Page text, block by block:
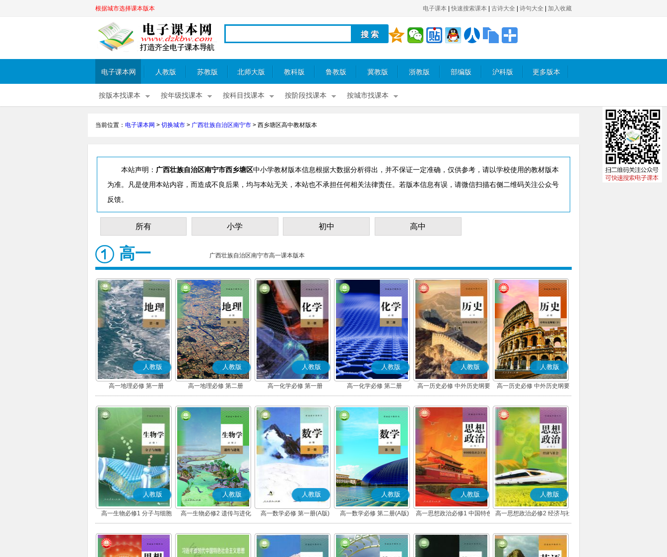
根据城市选择课本版本 电子课本 快速搜索课本 古诗大全 诗句大全 加入收藏
电子课本网 人教版 苏教版 北师大版 教科版 鲁教版 冀教版 浙教版 部编版 沪科版 更多版本
按版本找课本 按年级找课本 按科目找课本 按阶段找课本 按城市找课本
当前位置： 电子课本网 > 切换城市 > 广西壮族自治区南宁市 > 西乡塘区高中教材版本
本站声明： 广西壮族自治区南宁市西乡塘区中小学教材版本信息根据大数据分析得出，并不保证一定准确，仅供参考，请以学校使用的教材版本
为准。凡是使用本站内容，而造成不良后果，均与本站无关，本站也不承担任何相关法律责任。若版本信息有误，请微信扫描右侧二维码关注公众号
反馈。
所有 小学 初中 高中
高一 广西壮族自治区南宁市高一课本版本
人教版
高一地理必修 第一册
人教版
高一地理必修 第二册
人教版
高一化学必修 第一册
人教版
高一化学必修 第二册
人教版
高一历史必修 中外历史纲要
(上)(部编版)
人教版
高一历史必修 中外历史纲要
(下)(部编版)
人教版
高一生物必修1 分子与细胞
人教版
高一生物必修2 遗传与进化
人教版
高一数学必修 第一册(A版)
人教版
高一数学必修 第二册(A版)
人教版
高一思想政治必修1 中国特色
社会主义(部编版)
人教版
高一思想政治必修2 经济与社
会(部编版)